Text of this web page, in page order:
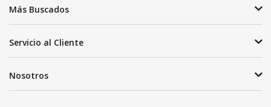
Más Buscados
Servicio al Cliente
Nosotros